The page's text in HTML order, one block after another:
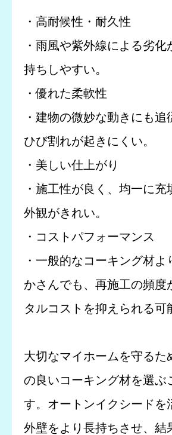
・高耐候性・耐久性
・雨風や紫外線による劣化
持ちしやすい。
・優れた柔軟性
・建物の微妙な動きにも追
ひび割れが起きにくい。
・美しい仕上がり
・施工性が良く、均一に充
外観がきれい。
・コストパフォーマンス
・一般的なコーキング材よ
かさんでも、再施工の頻度
タルコストを抑えられる可
大切なマイホームを守るた
の良いコーキング材を選ぶ
す。オートンイクシードを
外壁をより長持ちさせ、結